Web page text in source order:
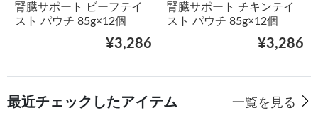
腎臓サポート ビーフテイ
スト パウチ 85g×12個
¥3,286
腎臓サポート チキンテイ
スト パウチ 85g×12個
¥3,286
最近チェックしたアイテム 一覧を見る